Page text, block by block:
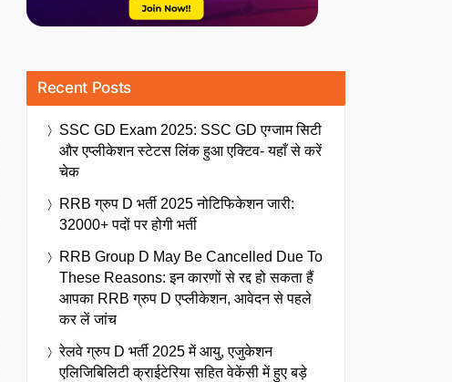
Recent Posts
SSC GD Exam 2025: SSC GD एग्जाम सिटी
और एप्लीकेशन स्टेटस लिंक हुआ एक्टिव- यहाँ से करें
चेक
RRB ग्रुप D भर्ती 2025 नोटिफिकेशन जारी:
32000+ पदों पर होगी भर्ती
RRB Group D May Be Cancelled Due To
These Reasons: इन कारणों से रद्द हो सकता हैं
आपका RRB ग्रुप D एप्लीकेशन, आवेदन से पहले
कर लें जांच
रेलवे ग्रुप D भर्ती 2025 में आयु, एजुकेशन
एलिजिबिलिटी क्राईटेरिया सहित वेकेंसी में हुए बड़े